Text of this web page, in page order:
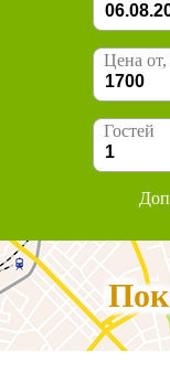
Цена от,
Гостей